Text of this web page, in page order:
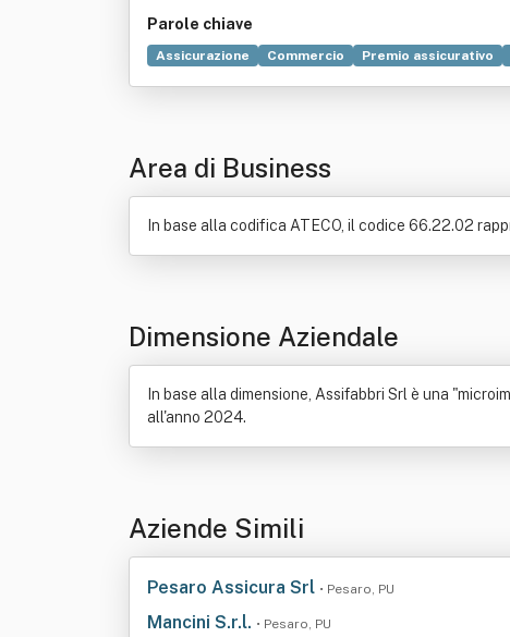
Parole chiave
Assicurazione Commercio Premio assicurativo
Area di Business
In base alla codifica ATECO, il codice 66.22.02
Dimensione Aziendale
In base alla dimensione, Assifabbri Srl è una
all'anno 2024.
Aziende Simili
Pesaro Assicura Srl • Pesaro, PU
Mancini S.r.l. • Pesaro, PU